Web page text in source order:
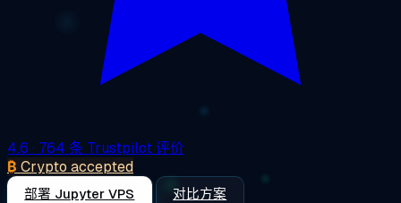
4.6 · 764 条 Trustpilot 评价
₿ Crypto accepted
部署 Jupyter VPS 对比方案